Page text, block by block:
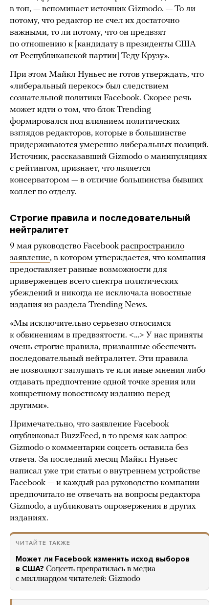
в топ, — вспоминает источник Gizmodo. — То ли
потому, что редактор не счел их достаточно
важными, то ли потому, что он предвзят
по отношению к [кандидату в президенты США
от Республиканской партии] Теду Крузу».
При этом Майкл Нуньес не готов утверждать, что
«либеральный перекос» был следствием
сознательной политики Facebook. Скорее речь
может идти о том, что блок Trending
формировался под влиянием политических
взглядов редакторов, которые в большинстве
придерживаются умеренно либеральных позиций.
Источник, рассказавший Gizmodo о манипуляциях
с рейтингом, признает, что является
консерватором — в отличие большинства бывших
коллег по отделу.
Строгие правила и последовательный
нейтралитет
9 мая руководство Facebook распространило
заявление, в котором утверждается, что компания
предоставляет равные возможности для
приверженцев всего спектра политических
убеждений и никогда не исключала новостные
издания из раздела Trending News.
«Мы исключительно серьезно относимся
к обвинениям в предвзятости. <…> У нас приняты
очень строгие правила, призванные обеспечить
последовательный нейтралитет. Эти правила
не позволяют заглушать те или иные мнения либо
отдавать предпочтение одной точке зрения или
конкретному новостному изданию перед
другими».
Примечательно, что заявление Facebook
опубликовал BuzzFeed, в то время как запрос
Gizmodo о комментарии соцсеть оставила без
ответа. За последний месяц Майкл Нуньес
написал уже три статьи о внутреннем устройстве
Facebook — и каждый раз руководство компании
предпочитало не отвечать на вопросы редактора
Gizmodo, а публиковать опровержения в других
изданиях.
ЧИТАЙТЕ ТАКЖЕ
Может ли Facebook изменить исход выборов
в США? Соцсеть превратилась в медиа
с миллиардом читателей: Gizmodo